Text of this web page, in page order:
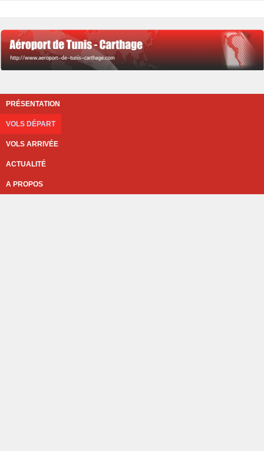
PRÉSENTATION
VOLS DÉPART
VOLS ARRIVÉE
ACTUALITÉ
A PROPOS